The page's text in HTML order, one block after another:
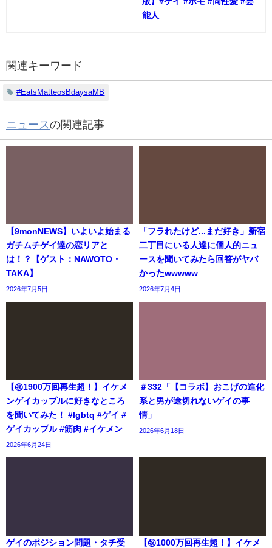
能人
関連キーワード
#EatsMatteosBdaysaMB
ニュースの関連記事
【9monNEWS】いよいよ始まる
ガチムチゲイ達の恋リアと
は！？【ゲスト：NAWOTO・
TAKA】
2026年7月5日
「フラれたけど...まだ好き」新宿
二丁目にいる人達に個人的ニュ
ースを聞いてみたら回答がヤバ
かったwwwww
2026年7月4日
【㊗️1900万回再生超！】イケメ
ンゲイカップルに好きなところ
を聞いてみた！ #lgbtq #ゲイ #
ゲイカップル #筋肉 #イケメン
2026年6月24日
＃332「【コラボ】おこげの進化
系と男が途切れないゲイの事
情」
2026年6月18日
ゲイのポジション問題・タチ受
【㊗️1000万回再生超！】イケメ